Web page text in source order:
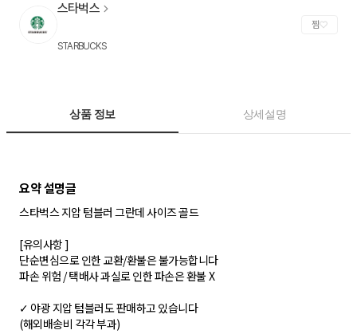
스타벅스
STARBUCKS
찜
상품 정보 상세설명
스타벅스 지압 텀블러 그란데 사이즈 골드
[유의사항 ]
단순변심으로 인한 교환/환불은 불가능합니다
파손 위험 / 택배사 과실로 인한 파손은 환불 X
✓ 야광 지압 텀블러도 판매하고 있습니다
(해외배송비 각각 부과)